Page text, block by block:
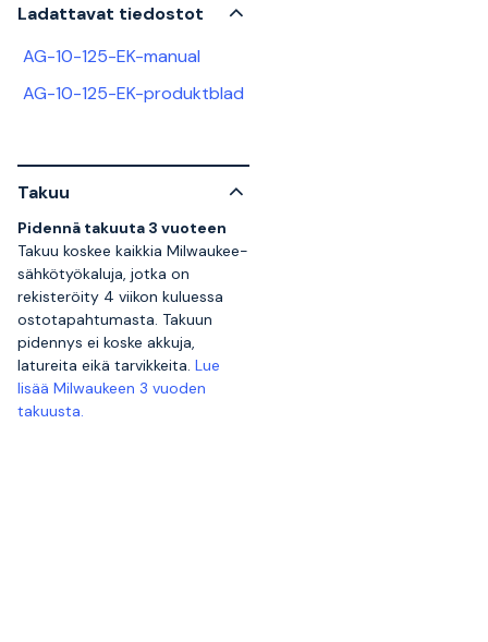
Ladattavat tiedostot
AG-10-125-EK-manual
AG-10-125-EK-produktblad
Takuu
Pidennä takuuta 3 vuoteen
Takuu koskee kaikkia Milwaukee-
sähkötyökaluja, jotka on
rekisteröity 4 viikon kuluessa
ostotapahtumasta. Takuun
pidennys ei koske akkuja,
latureita eikä tarvikkeita. Lue
lisää Milwaukeen 3 vuoden
takuusta.